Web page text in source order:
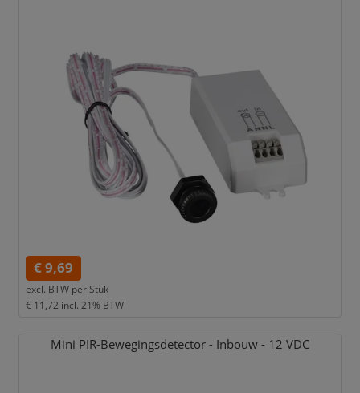
€ 9,69
excl. BTW per Stuk
€ 11,72 incl. 21% BTW
Mini PIR-Bewegingsdetector - Inbouw - 12 VDC